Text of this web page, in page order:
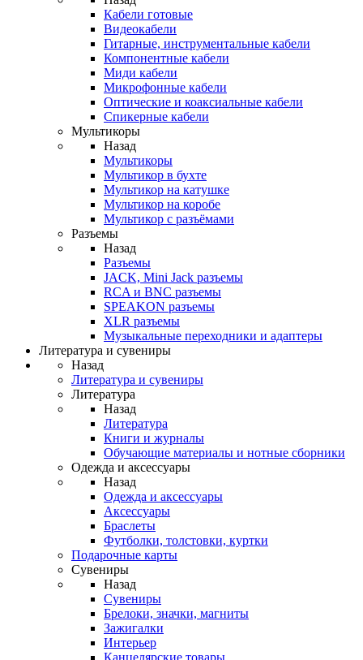
Кабели готовые
Видеокабели
Гитарные, инструментальные кабели
Компонентные кабели
Миди кабели
Микрофонные кабели
Оптические и коаксиальные кабели
Спикерные кабели
Мультикоры
Назад
Мультикоры
Мультикор в бухте
Мультикор на катушке
Мультикор на коробе
Мультикор с разъёмами
Разъемы
Назад
Разъемы
JACK, Mini Jack разъемы
RCA и BNC разъемы
SPEAKON разъемы
XLR разъемы
Музыкальные переходники и адаптеры
Литература и сувениры
Назад
Литература и сувениры
Литература
Назад
Литература
Книги и журналы
Обучающие материалы и нотные сборники
Одежда и аксессуары
Назад
Одежда и аксессуары
Аксессуары
Браслеты
Футболки, толстовки, куртки
Подарочные карты
Сувениры
Назад
Сувениры
Брелоки, значки, магниты
Зажигалки
Интерьер
Канцелярские товары